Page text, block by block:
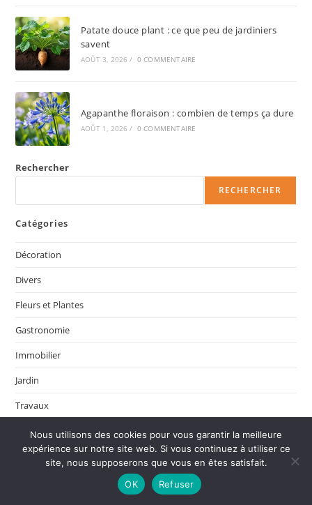
Patate douce plant : ce que peu de jardiniers
savent
AOÛT 3, 2026 / 0 COMMENTAIRE
Agapanthe floraison : combien de temps ça dure
AOÛT 1, 2026 / 0 COMMENTAIRE
Rechercher
RECHERCHER
Catégories
Décoration
Divers
Fleurs et Plantes
Gastronomie
Immobilier
Jardin
Travaux
Informations
Nous utilisons des cookies pour vous garantir la meilleure
expérience sur notre site web. Si vous continuez à utiliser ce
site, nous supposerons que vous en êtes satisfait.
OK
Refuser